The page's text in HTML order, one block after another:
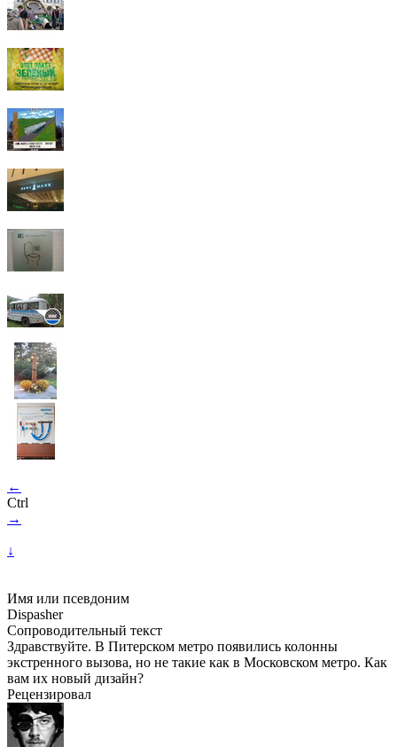
←
Ctrl
→
↓
Имя или псевдоним
Dispasher
Сопроводительный текст
Здравствуйте. В Питерском метро появились колонны
экстренного вызова, но не такие как в Московском метро. Как
вам их новый дизайн?
Рецензировал